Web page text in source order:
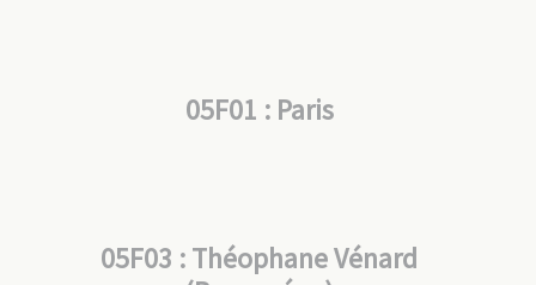
05F01 : Paris
05F03 : Théophane Vénard